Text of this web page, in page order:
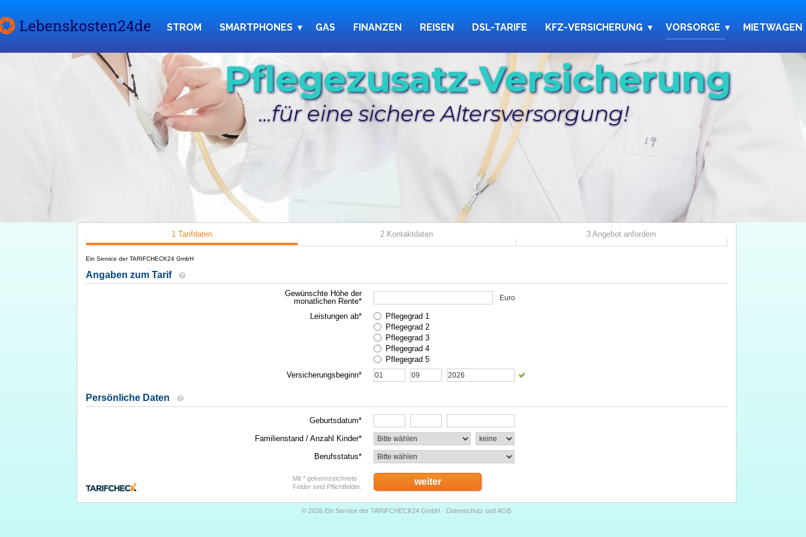
STROM SMARTPHONES GAS FINANZEN REISEN DSL-TARIFE KFZ-VERSICHERUNG VORSORGE MIETWAGEN
Pflegezusatz-Versicherung
...für eine sichere Altersversorgung!